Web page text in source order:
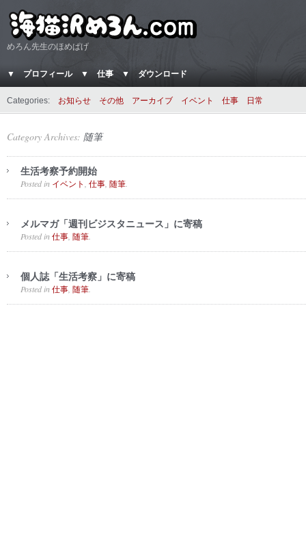
めろん先生のほめぱげ
▼ プロフィール ▼ 仕事 ▼ ダウンロード
Categories: お知らせ その他 アーカイブ イベント 仕事 日常
Category Archives: 随筆
生活考察予約開始
Posted in イベント 仕事 随筆
メルマガ「週刊ビジスタニュース」に寄稿
Posted in 仕事 随筆
個人誌「生活考察」に寄稿
Posted in 仕事 随筆